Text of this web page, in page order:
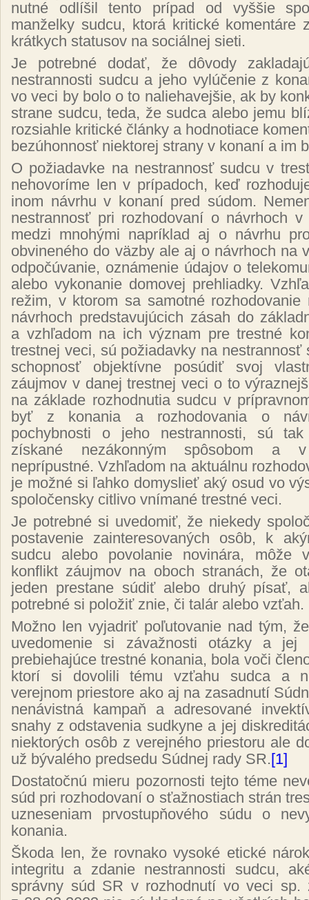
nutné odlíšil tento prípad od vyššie
manželky sudcu, ktorá kritické komentáre
krátkych statusov na sociálnej sieti.
Je potrebné dodať, že dôvody
nestrannosti sudcu a jeho vylúčenie z
vo veci by bolo o to naliehavejšie, ak by
strane sudcu, teda, že sudca alebo jemu
rozsiahle kritické články a hodnotiace
bezúhonnosť niektorej strany v konaní a im
O požiadavke na nestrannosť sudcu v
nehovoríme len v prípadoch, keď
inom návrhu v konaní pred súdom.
nestrannosť pri rozhodovaní o návrhoch v
medzi mnohými napríklad aj o návrhu
obvineného do väzby ale aj o návrhoch na
odpočúvanie, oznámenie údajov o
alebo vykonanie domovej prehliadky.
režim, v ktorom sa samotné rozhodovanie
návrhoch predstavujúcich zásah do
a vzhľadom na ich význam pre trestné
trestnej veci, sú požiadavky na nestrannosť
schopnosť objektívne posúdiť svoj
záujmov v danej trestnej veci o to
na základe rozhodnutia sudcu v
byť z konania a rozhodovania o
pochybnosti o jeho nestrannosti, sú
získané nezákonným spôsobom a
neprípustné. Vzhľadom na aktuálnu
je možné si ľahko domyslieť aký osud vo
spoločensky citlivo vnímané trestné veci.
Je potrebné si uvedomiť, že niekedy
postavenie zainteresovaných osôb, k
sudcu alebo povolanie novinára, môže
konflikt záujmov na oboch stranách, že
jeden prestane súdiť alebo druhý písať,
potrebné si položiť znie, či talár alebo vzťah.
Možno len vyjadriť poľutovanie nad tým,
uvedomenie si závažnosti otázky a jej
prebiehajúce trestné konania, bola voči
ktorí si dovolili tému vzťahu sudca a
verejnom priestore ako aj na zasadnutí
nenávistná kampaň a adresované
snahy z odstavenia sudkyne a jej
niektorých osôb z verejného priestoru ale
už bývalého predsedu Súdnej rady SR.[1]
Dostatočnú mieru pozornosti tejto téme
súd pri rozhodovaní o sťažnostiach strán
uzneseniam prvostupňového súdu o
konania.
Škoda len, že rovnako vysoké etické
integritu a zdanie nestrannosti sudcu,
správny súd SR v rozhodnutí vo veci sp.